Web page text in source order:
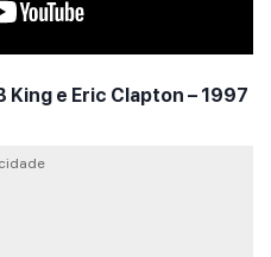
King e Eric Clapton – 1997